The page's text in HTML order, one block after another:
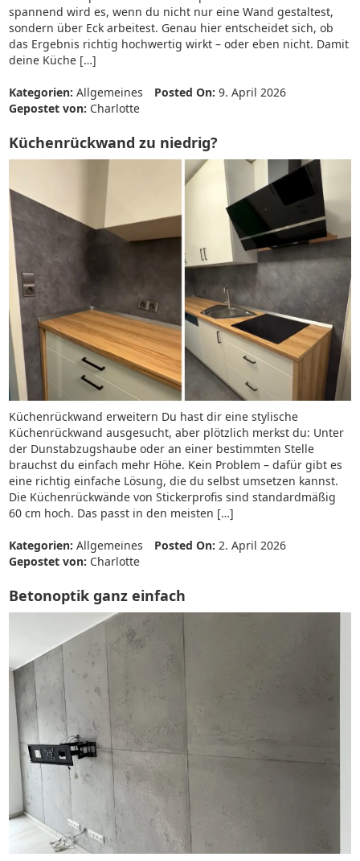
spannend wird es, wenn du nicht nur eine Wand gestaltest,
sondern über Eck arbeitest. Genau hier entscheidet sich, ob
das Ergebnis richtig hochwertig wirkt – oder eben nicht. Damit
deine Küche […]
Kategorien: Allgemeines Posted On: 9. April 2026
Gepostet von: Charlotte
Küchenrückwand zu niedrig?
Küchenrückwand erweitern Du hast dir eine stylische
Küchenrückwand ausgesucht, aber plötzlich merkst du: Unter
der Dunstabzugshaube oder an einer bestimmten Stelle
brauchst du einfach mehr Höhe. Kein Problem – dafür gibt es
eine richtig einfache Lösung, die du selbst umsetzen kannst.
Die Küchenrückwände von Stickerprofis sind standardmäßig
60 cm hoch. Das passt in den meisten […]
Kategorien: Allgemeines Posted On: 2. April 2026
Gepostet von: Charlotte
Betonoptik ganz einfach